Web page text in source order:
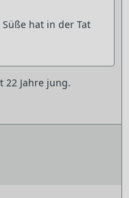
hat in der Tat
22 Jahre jung.